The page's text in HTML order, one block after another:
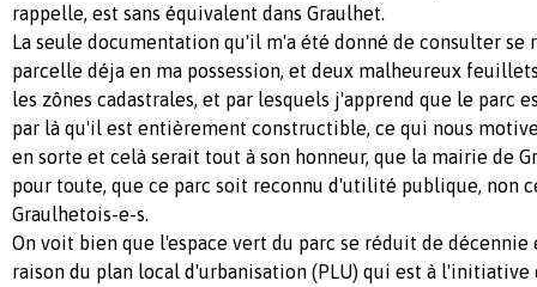
rappelle, est sans équivalent dans Graulhet.
La seule documentation qu'il m'a été donné de consulter se
parcelle déja en ma possession, et deux malheureux
les zônes cadastrales, et par lesquels j'apprend que le parc
par là qu'il est entièrement constructible, ce qui nous
en sorte et celà serait tout à son honneur, que la mairie de
pour toute, que ce parc soit reconnu d'utilité publique, non
Graulhetois-e-s.
On voit bien que l'espace vert du parc se réduit de décennie
raison du plan local d'urbanisation (PLU) qui est à